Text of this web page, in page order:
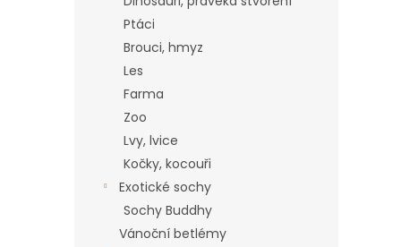
Ptáci
Brouci, hmyz
Les
Farma
Zoo
Lvy, lvice
Kočky, kocouři
Exotické sochy
Sochy Buddhy
Vánoční betlémy